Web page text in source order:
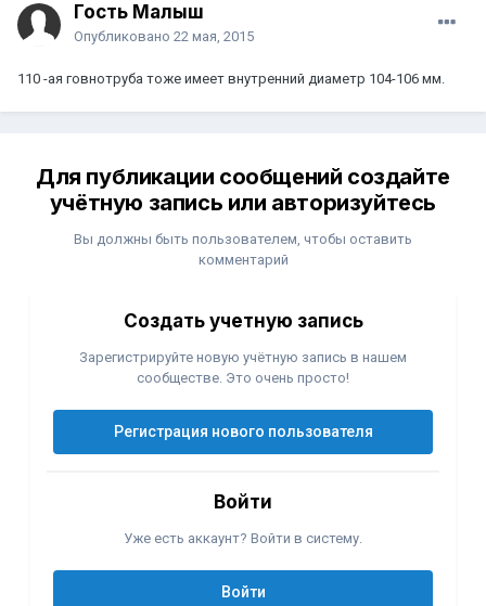
Гость Малыш
Опубликовано 22 мая, 2015
110 -ая говнотруба тоже имеет внутренний диаметр 104-106 мм.
Для публикации сообщений создайте
учётную запись или авторизуйтесь
Вы должны быть пользователем, чтобы оставить
комментарий
Создать учетную запись
Зарегистрируйте новую учётную запись в нашем
сообществе. Это очень просто!
Регистрация нового пользователя
Войти
Уже есть аккаунт? Войти в систему.
Войти